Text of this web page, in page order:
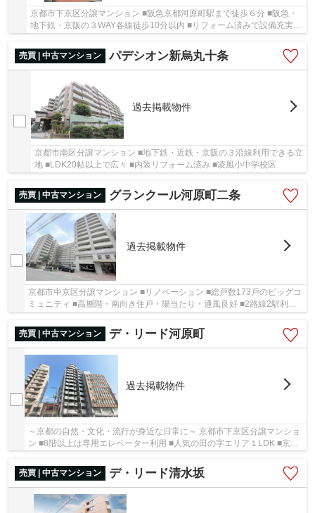
京都市下京区分譲マンション ■阪急京都河原町駅まで徒歩６分 ■阪急・
地下鉄・京阪の３WAY各線徒歩10分以内 ■リフォーム済みで設備充実 ■
売買 | 中古マンション
パデシオン新烏丸十条
過去掲載物件
京都市南区分譲マンション ■地下鉄・近鉄・京阪の３沿線利用できる立
地 ■LDK20帖以上で広々 ■内装リフォーム済み ■凌風小中学校区
売買 | 中古マンション グランクール河原町二条
過去掲載物件
京都市中京区分譲マンション ■リノベーション ■総戸数173戸のビッグコ
ミュニティ ■高層階・南向き住戸・陽当たり・通風良好 ■2路線2駅利用
可 駅徒歩6分 ■地下鉄東西線・京阪が利用でき...
売買 | 中古マンション
デ・リード河原町
過去掲載物件
～京都の自然・文化・流行が身近な日常に～ 京都市下京区分譲マンショ
ン ■8階以上は専用エレベーター利用 ■人気の田の字エリア１LDK ■京
売買 | 中古マンション
デ・リード清水坂